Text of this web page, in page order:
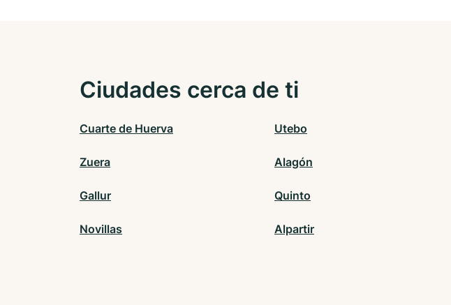
Ciudades cerca de ti
Cuarte de Huerva Utebo
Zuera Alagón
Gallur Quinto
Novillas Alpartir